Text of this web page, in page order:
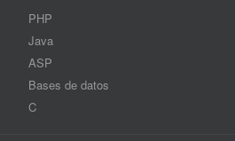
PHP
Java
ASP
Bases de datos
C